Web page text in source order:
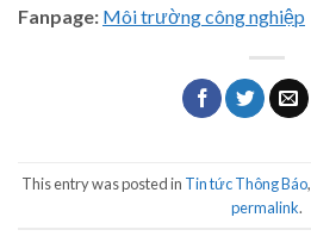
Fanpage: Môi trường công nghiệp
This entry was posted in Tin tức Thông Báo,
permalink.